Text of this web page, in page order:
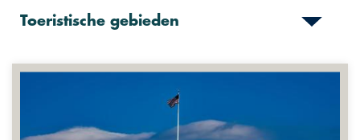
Toeristische gebieden